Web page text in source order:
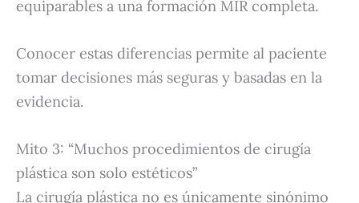
equiparables a una formación MIR completa.
Conocer estas diferencias permite al paciente
tomar decisiones más seguras y basadas en la
evidencia.
Mito 3: “Muchos procedimientos de cirugía
plástica son solo estéticos”
La cirugía plástica no es únicamente sinónimo